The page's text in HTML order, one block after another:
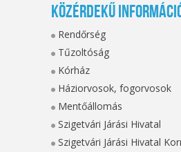
Közérdekű
Rendőrség
Tűzoltóság
Kórház
Háziorvosok, fogorvosok
Mentőállomás
Szigetvári Járási Hivatal
Szigetvári Járási Hivatal